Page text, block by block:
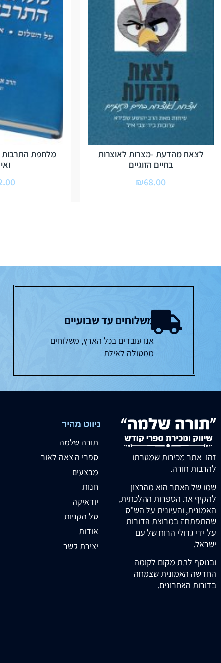
לצאת מהדעת -מצרות לאוצרות
בחיים הזוגיים
₪68.00
מלחמת
משלוחים עד שבועיים
אנו עובדים בכל הארץ, משלוחים
ממטולה לאילת
זהו אתר מכירות שמטרתו
להרבות תורה.
שמו של האתר הוא מהרצון
להקיף את הספרות ההלכתית,
האמונית, והעיונית על הש"ס
שהתפתחה במרוצת הדורות
על ידי גדולי הרוח של עם
ישראל.
ובנוסף לתת מקום לקומה
החדשה האמונית שצמחה
בדורות האחרונים.
ניווט מהיר
תורה שלמה
ספרי הוצאה לאור
מבצעים
חנות
יודאיקה
סל הקניות
אודות
יצירת קשר